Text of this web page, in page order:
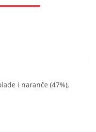
i naranče (47%),